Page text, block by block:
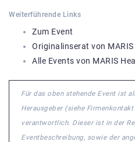
Weiterführende Links
Zum Event
Originalinserat von
Alle Events von MARIS
Für das oben stehende Event ist
Herausgeber (siehe
verantwortlich. Dieser ist in der
Eventbeschreibung, sowie der